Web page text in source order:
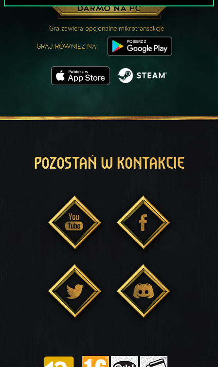
DARMO NA PC
Gra zawiera opcjonalne mikrotransakcje
GRAJ RÓWNIEŻ NA:
POZOSTAŃ W KONTAKCIE